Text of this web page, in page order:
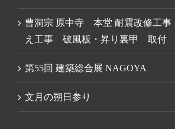
曹洞宗 原中寺 本堂 耐震改修工事
え工事 破風板・昇り裏甲 取付
第55回 建築総合展 NAGOYA
文月の朔日参り